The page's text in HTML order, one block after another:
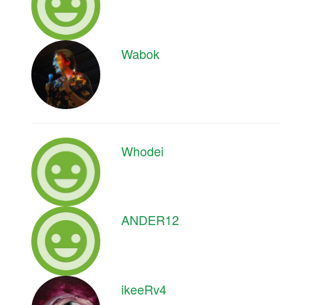
Wabok
Whodei
ANDER12
ikeeRv4